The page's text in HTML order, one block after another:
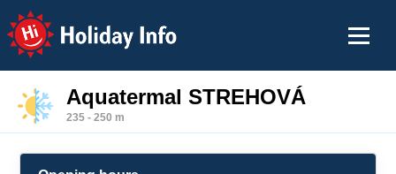
Holiday Info
Aquatermal STREHOVÁ
235 - 250 m